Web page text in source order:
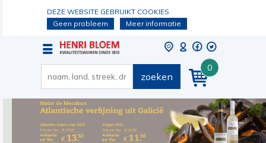
DEZE WEBSITE GEBRUIKT COOKIES
Geen probleem
Meer informatie
0
zoeken